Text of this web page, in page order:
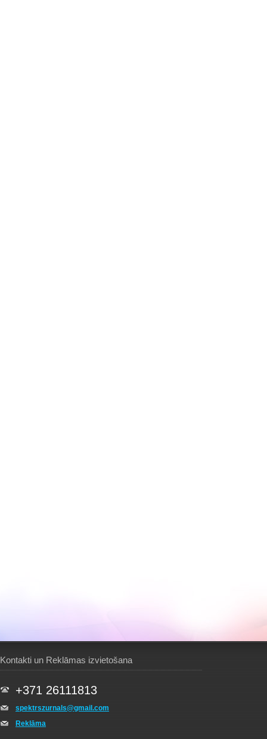
Kontakti un Reklāmas izvietošana
+371 26111813
spektrszurnals@gmail.com
Reklāma